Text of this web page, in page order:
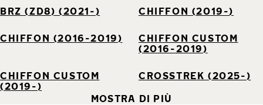
BRZ (ZD8) (2021-) CHIFFON (2019-)
CHIFFON (2016-2019)
CHIFFON CUSTOM
(2016-2019)
CHIFFON CUSTOM
(2019-)
CROSSTREK (2025-)
MOSTRA DI PIÙ